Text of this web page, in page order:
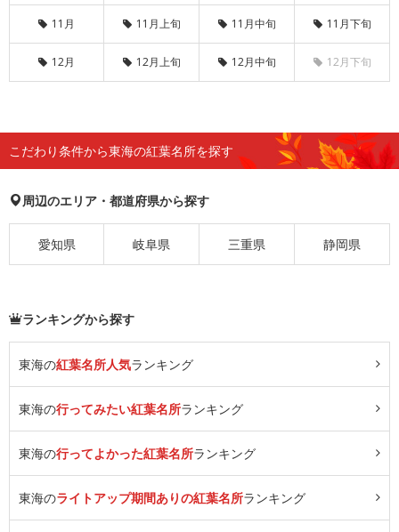
11月 11月上旬 11月中旬 11月下旬
12月 12月上旬 12月中旬 12月下旬
こだわり条件から東海の紅葉名所を探す
周辺のエリア・都道府県から探す
愛知県 岐阜県 三重県 静岡県
ランキングから探す
東海の紅葉名所人気ランキング
東海の行ってみたい紅葉名所ランキング
東海の行ってよかった紅葉名所ランキング
東海のライトアップ期間ありの紅葉名所ランキング